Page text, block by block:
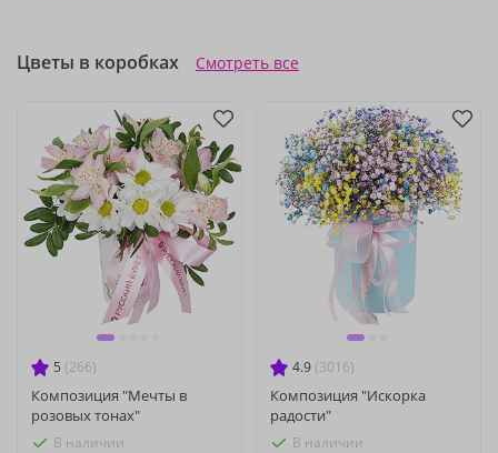
Цветы в коробках Смотреть все
5 (266)
Композиция "Мечты в
розовых тонах"
В наличии
4.9 (3016)
Композиция "Искорка
радости"
В наличии